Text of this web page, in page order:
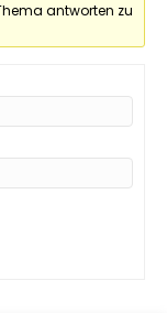
antworten zu